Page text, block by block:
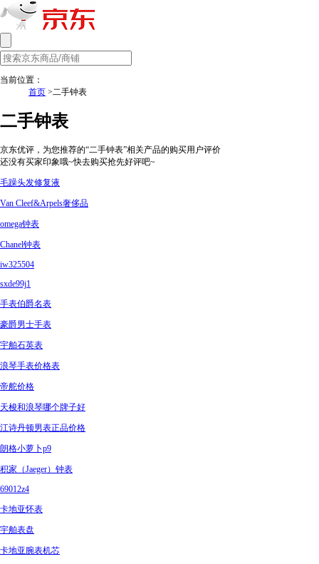
当前位置：
首页 >二手钟表
二手钟表
京东优评，为您推荐的“二手钟表”相关产品的购买用户评价
还没有买家印象哦~快去购买抢先好评吧~
毛躁头发修复液
Van Cleef&Arpels奢侈品
omega钟表
Chanel钟表
iw325504
sxde99j1
手表伯爵名表
豪爵男士手表
宇舶石英表
浪琴手表价格表
帝舵价格
天梭和浪琴哪个牌子好
江诗丹顿男表正品价格
朗格小萝卜p9
积家（Jaeger）钟表
69012z4
卡地亚怀表
宇舶表盘
卡地亚腕表机芯